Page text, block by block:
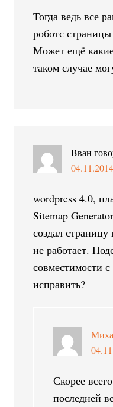
Тогда ведь все
роботс
Может ещё
таком случае
Bван
wordpress 4.0,
Sitemap
создал страницу
не работает.
совместимости
исправить?
Скорее
последней